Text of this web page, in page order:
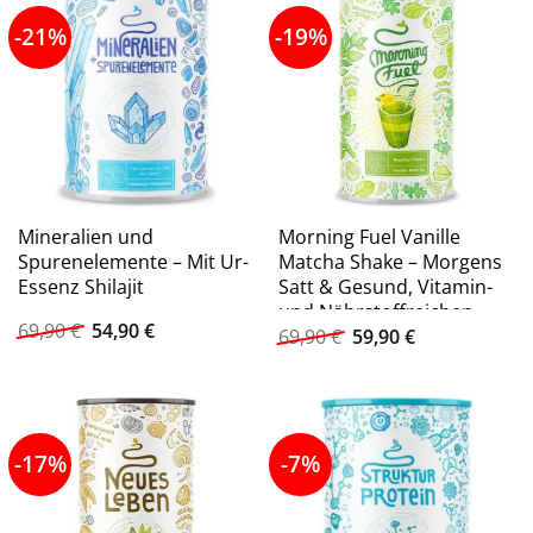
-21%
Mineralien und
Spurenelemente – Mit Ur-
Essenz Shilajit
69,90€ Ursprünglicher
Preis
54,90€Aktueller
-19%
Morning Fuel Vanille
Matcha Shake – Morgens
Satt & Gesund, Vitamin-
und Nährstoffreichen
69,90€ Ursprünglicher
Preis
69,90 €
59,90€Aktueller
59,90 €.
-17% -7%